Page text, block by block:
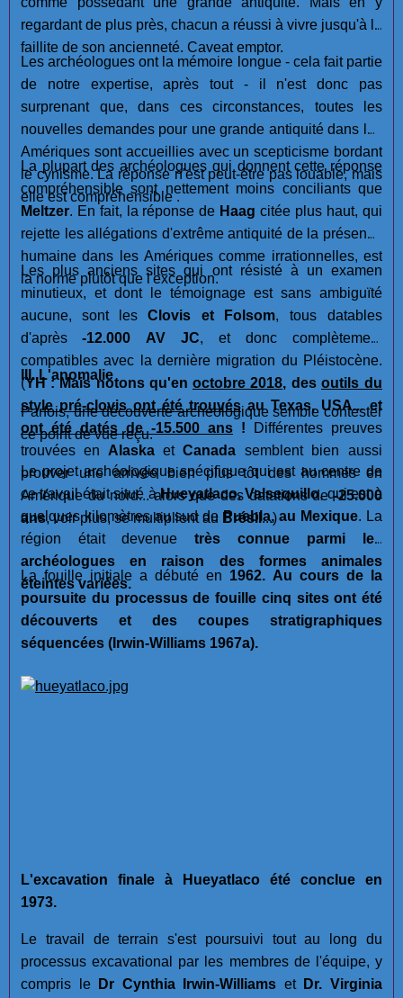
regardant de plus près, chacun a réussi à vivre jusqu'à la
faillite de son ancienneté. Caveat emptor.
Les archéologues ont la mémoire longue - cela fait partie
de notre expertise, après tout - il n'est donc pas
surprenant que, dans ces circonstances, toutes les
nouvelles demandes pour une grande antiquité dans les
Amériques sont accueillies avec un scepticisme bordant
le cynisme. La réponse n'est peut-être pas louable, mais
elle est compréhensible .
La plupart des archéologues qui donnent cette réponse
compréhensible sont nettement moins conciliants que
Meltzer. En fait, la réponse de Haag citée plus haut, qui
rejette les allégations d'extrême antiquité de la présence
humaine dans les Amériques comme irrationnelles, est
la norme plutôt que l'exception.
Les plus anciens sites qui ont résisté à un examen
minutieux, et dont le témoignage est sans ambiguïté
aucune, sont les Clovis et Folsom, tous datables
d'après -12.000 AV JC, et donc complètement
compatibles avec la dernière migration du Pléistocène.
(YH : Mais notons qu'en octobre 2018, des outils du
style pré-clovis ont été trouvésau Texas, USA... et
ont été datés de -15.500 ans ! Différentes preuves
trouvées en Alaska et Canada semblent bien aussi
prouver une arrivée bien plus tôt des hommes en
Amérique du nord... alors que des datations de-25.000
ans, voir plus, se multiplient au Brésil...)
III. L'anomalie
Parfois, une découverte archéologique semble contester
ce point de vue reçu.
Le projet archéologique spécifique qui est au centre de
ce travail était situé àHueyatlaco, Valsequillo, qui est à
quelques kilomètres au sud de Puebla, au Mexique. La
région était devenue très connue parmi les
archéologues en raison des formes animales
éteintes variées.
La fouille initiale a débuté en 1962. Au cours de la
poursuite du processus de fouille cinq sites ont été
découverts et des coupes stratigraphiques
séquencées (Irwin-Williams 1967a).
L'excavation finale à Hueyatlaco été conclue en
1973.
Le travail de terrain s'est poursuivi tout au long du
processus excavational par les membres de l'équipe, y
compris le
Dr Cynthia Irwin-Williams et Dr. Virginia